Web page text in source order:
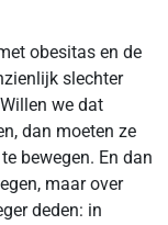
obesitas en de
slechter
we dat
dan moeten ze
bewegen. En dan
maar over
deden: in